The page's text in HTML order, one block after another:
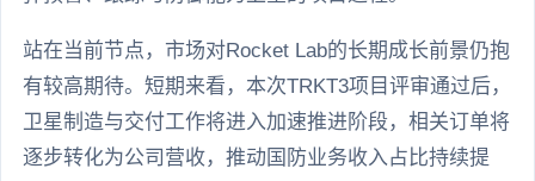
站在当前节点，市场对Rocket Lab的长期成长前景仍抱
有较高期待。短期来看，本次TRKT3项目评审通过后，
卫星制造与交付工作将进入加速推进阶段，相关订单将
逐步转化为公司营收，推动国防业务收入占比持续提